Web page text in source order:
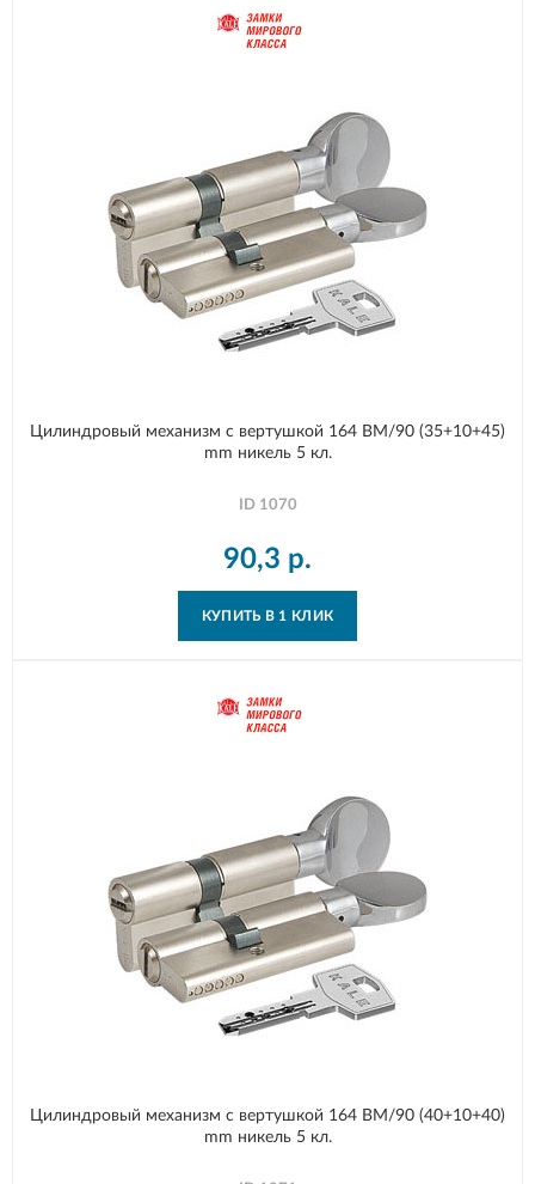
Цилиндровый механизм с вертушкой 164 BM/90 (35+10+45)
mm никель 5 кл.
ID 1070
90,3 р.
КУПИТЬ В 1 КЛИК
Цилиндровый механизм с вертушкой 164 BM/90 (40+10+40)
mm никель 5 кл.